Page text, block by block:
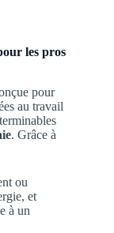
les pros
pour
au travail
. Grâce à
ou
et
à un